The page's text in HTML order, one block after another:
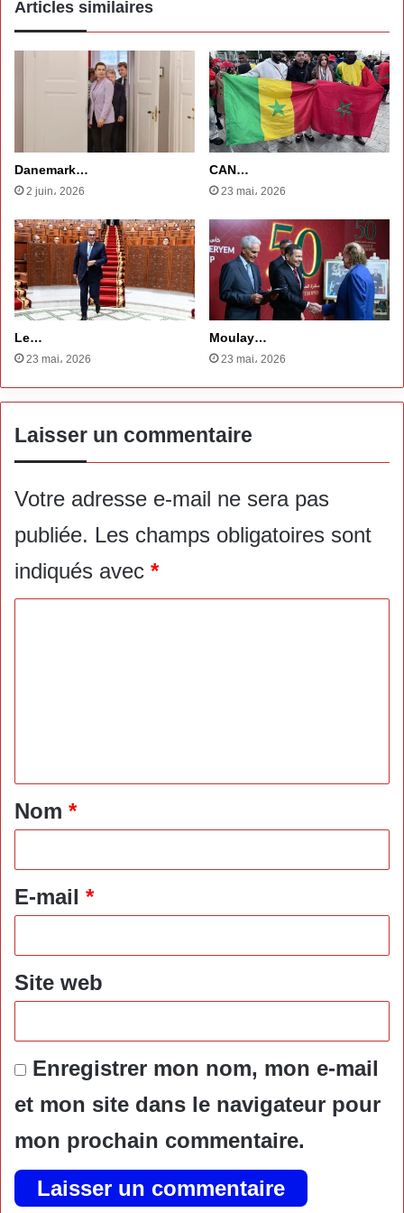
Articles similaires
Danemark…
2 juin، 2026
CAN…
23 mai، 2026
Le…
23 mai، 2026
Moulay…
23 mai، 2026
Laisser un commentaire
Votre adresse e-mail ne sera pas
publiée. Les champs obligatoires sont
indiqués avec *
a
i
*
Nom *
E-mail *
Site web
Enregistrer mon nom, mon e-mail
et mon site dans le navigateur pour
mon prochain commentaire.